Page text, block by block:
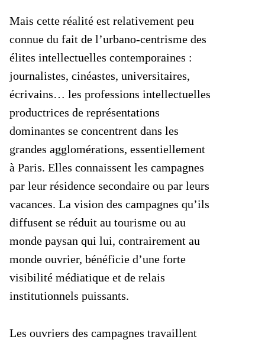
Mais cette réalité est relativement peu
connue du fait de l’urbano-centrisme des
élites intellectuelles contemporaines :
journalistes, cinéastes, universitaires,
écrivains… les professions intellectuelles
productrices de représentations
dominantes se concentrent dans les
grandes agglomérations, essentiellement
à Paris. Elles connaissent les campagnes
par leur résidence secondaire ou par leurs
vacances. La vision des campagnes qu’ils
diffusent se réduit au tourisme ou au
monde paysan qui lui, contrairement au
monde ouvrier, bénéficie d’une forte
visibilité médiatique et de relais
institutionnels puissants.
Les ouvriers des campagnes travaillent